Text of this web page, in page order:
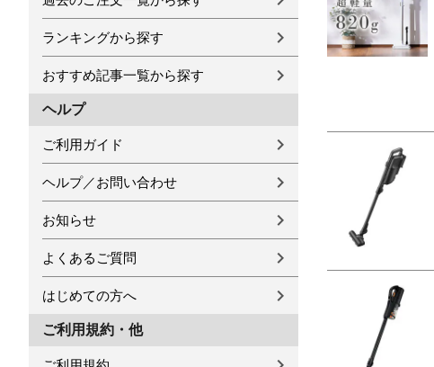
ランキングから探す
おすすめ記事一覧から探す
ヘルプ
ご利用ガイド
ヘルプ／お問い合わせ
お知らせ
よくあるご質問
はじめての方へ
ご利用規約・他